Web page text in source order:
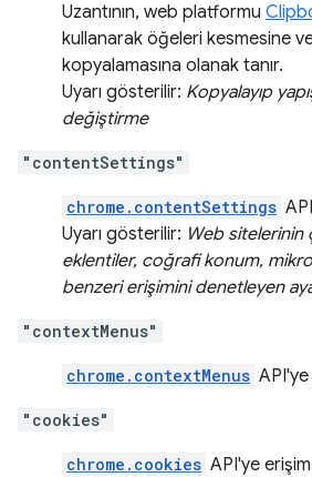
Uzantının, web platformu
kullanarak öğeleri kesmesine
kopyalamasına olanak tanır.
Uyarı gösterilir: Kopyalayıp
değiştirme
"contentSettings"
chrome.contentSettings
Uyarı gösterilir: Web sitelerinin
eklentiler, coğrafi konum,
benzeri erişimini denetleyen
"contextMenus"
chrome.contextMenus
"cookies"
chrome.cookies API'ye